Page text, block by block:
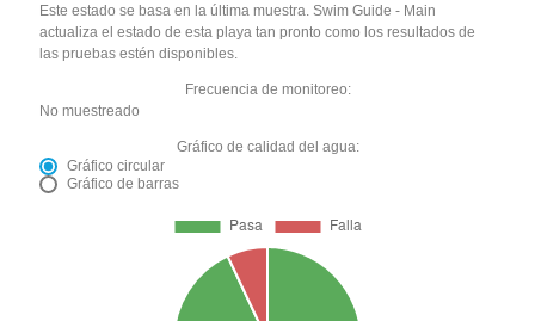
Este estado se basa en la última muestra. Swim Guide - Main
actualiza el estado de esta playa tan pronto como los resultados de
las pruebas estén disponibles.
Frecuencia de monitoreo:
No muestreado
Gráfico de calidad del agua:
Gráfico circular
Gráfico de barras